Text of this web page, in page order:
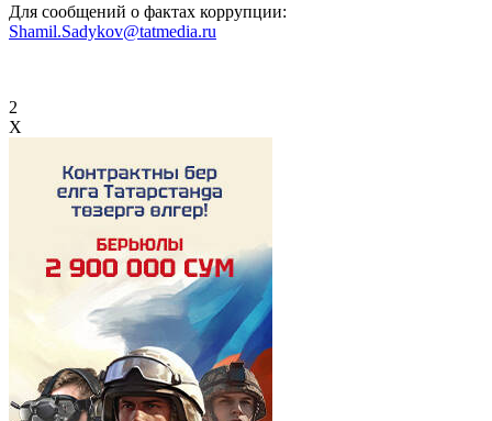
Для сообщений о фактах коррупции:
Shamil.Sadykov@tatmedia.ru
2
X